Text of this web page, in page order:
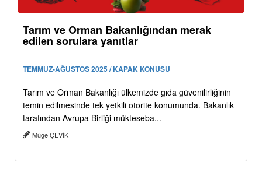
Tarım ve Orman Bakanlığından merak
edilen sorulara yanıtlar
TEMMUZ-AĞUSTOS 2025 / KAPAK KONUSU
Tarım ve Orman Bakanlığı ülkemizde gıda güvenilirliğinin
temin edilmesinde tek yetkili otorite konumunda. Bakanlık
tarafından Avrupa Birliği mükteseba...
Müge ÇEVİK